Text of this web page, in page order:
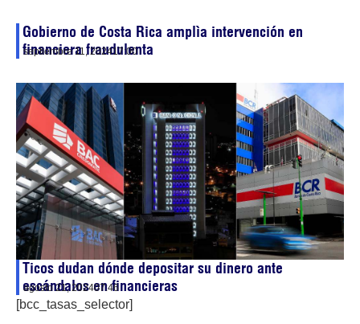
Gobierno de Costa Rica amplìa intervención en
financiera fraudulenta
septiembre 11, 202417:00
Ticos dudan dónde depositar su dinero ante
escándalos en financieras
agosto 21, 202407:46
[bcc_tasas_selector]